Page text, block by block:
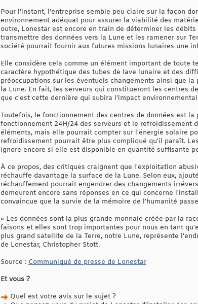
Pour l'instant, l'entreprise semble peu claire sur la façon
environnement adéquat pour assurer la viabilité des
outre, Lonestar est encore en train de déterminer les
transmettre des données vers la Lune et les ramener sur
société pourrait fournir aux futures missions lunaires une
Elle considère cela comme un élément important de toute
caractère hypothétique des tubes de lave lunaire et des
préoccupations sur les éventuels changements ainsi que
la Lune. En fait, les serveurs qui constitueront les centres
que c'est cette dernière qui subira l'impact
Toutefois, le fonctionnement des centres de données est
fonctionnement 24H/24 des serveurs et le refroidissement
éléments, mais elle pourrait compter sur l'énergie solaire
refroidissement pourrait être plus compliqué qu'il paraît.
ignore encore si elle est disponible en quantité suffisante
À ce propos, des critiques craignent que l'exploitation
réchauffe davantage la surface de la Lune. Selon eux,
réchauffement pourrait engendrer des changements
demeurent encore sans réponses en ce qui concerne
convaincue que la survie de la mémoire de l'humanité
« Les données sont la plus grande monnaie créée par la
faisons et elles sont trop importantes pour nous en tant
plus grand satellite de la Terre, notre Lune, représente
de Lonestar, Christopher Stott.
Source : Communiqué de presse de Lonestar
Et vous ?
Quel est votre avis sur le sujet ?